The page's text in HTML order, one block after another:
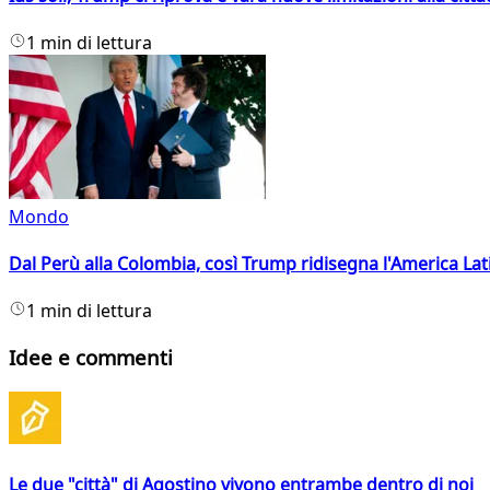
1 min di lettura
Mondo
Dal Perù alla Colombia, così Trump ridisegna l'America
1 min di lettura
Idee e commenti
Le due "città" di Agostino vivono entrambe dentro di noi